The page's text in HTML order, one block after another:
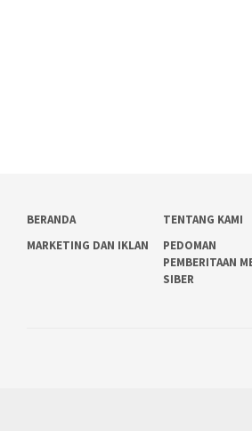
BERANDA TENTANG KAMI
MARKETING DAN IKLAN
PEDOMAN
PEMBERITAAN
SIBER